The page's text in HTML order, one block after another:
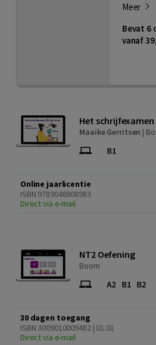
Meer
Bevat 6
vanaf
Het schrijfexamen
Maaike Gerritsen |
Online jaarlicentie
ISBN 9789046908983
Direct via e-mail
NT2 Oefening
Boom
30 dagen toegang
ISBN 3009010009482 | 01.01
Direct via e-mail